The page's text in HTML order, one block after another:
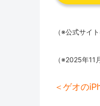
（※公式サイ
（※2025年11
＜ゲオの